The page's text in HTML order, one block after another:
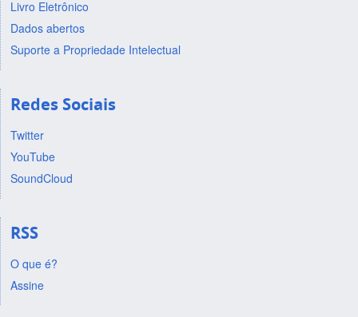
Livro Eletrônico
Dados abertos
Suporte a Propriedade Intelectual
Redes Sociais
Twitter
YouTube
SoundCloud
RSS
O que é?
Assine